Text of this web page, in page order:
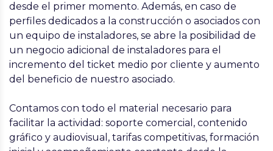
desde el primer momento. Además, en caso de
perfiles dedicados a la construcción o asociados con
un equipo de instaladores, se abre la posibilidad de
un negocio adicional de instaladores para el
incremento del ticket medio por cliente y aumento
del beneficio de nuestro asociado.
Contamos con todo el material necesario para
facilitar la actividad: soporte comercial, contenido
gráfico y audiovisual, tarifas competitivas, formación